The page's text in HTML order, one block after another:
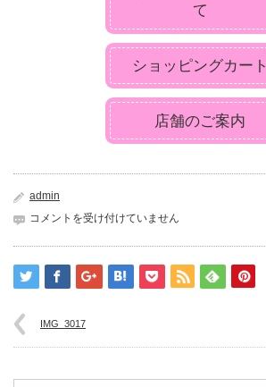
て
ショッピングカート
店舗のご案内
admin
IMG_3017
コメントを受け付けていません
IMG_3017